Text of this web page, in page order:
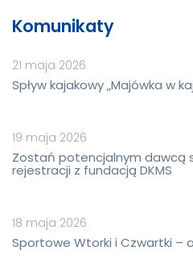
Komunikaty
21 maja 2026
Spływ kajakowy „Majówka w
19 maja 2026
Zostań potencjalnym dawcą
rejestracji z fundacją DKMS
18 maja 2026
Sportowe Wtorki i Czwartki –